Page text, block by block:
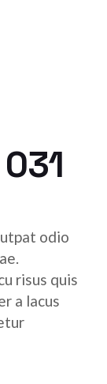
031
odio
risus quis
a lacus